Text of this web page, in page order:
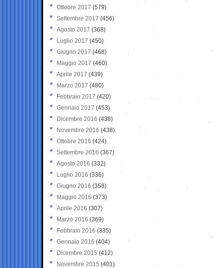
Ottobre 2017 (579)
Settembre 2017 (456)
Agosto 2017 (368)
Luglio 2017 (450)
Giugno 2017 (468)
Maggio 2017 (460)
Aprile 2017 (439)
Marzo 2017 (480)
Febbraio 2017 (420)
Gennaio 2017 (453)
Dicembre 2016 (438)
Novembre 2016 (438)
Ottobre 2016 (424)
Settembre 2016 (367)
Agosto 2016 (332)
Luglio 2016 (336)
Giugno 2016 (358)
Maggio 2016 (373)
Aprile 2016 (307)
Marzo 2016 (369)
Febbraio 2016 (335)
Gennaio 2016 (404)
Dicembre 2015 (412)
Novembre 2015 (401)